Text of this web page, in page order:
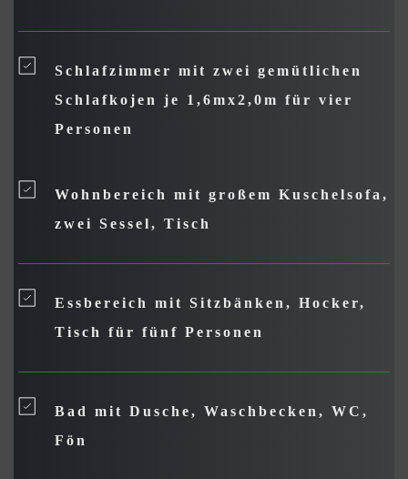
Schlafzimmer mit zwei gemütlichen
Schlafkojen je 1,6mx2,0m für vier
Personen
Wohnbereich mit großem Kuschelsofa,
zwei Sessel, Tisch
Essbereich mit Sitzbänken, Hocker,
Tisch für fünf Personen
Bad mit Dusche, Waschbecken, WC,
Fön